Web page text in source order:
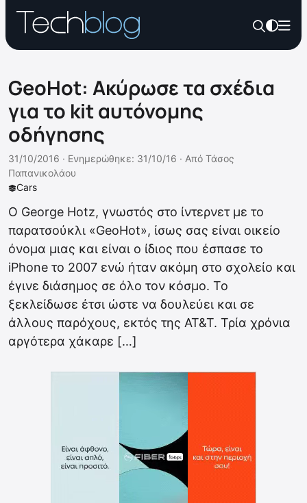
GeoHot: Ακύρωσε τα σχέδια
για το kit αυτόνομης
οδήγησης
Cars
31/10/2016 · Ενημερώθηκε: 31/10/16 · Από Τάσος
Παπανικολάου
Ο George Hotz, γνωστός στο ίντερνετ με το
παρατσούκλι «GeoHot», ίσως σας είναι οικείο
όνομα μιας και είναι ο ίδιος που έσπασε το
iPhone το 2007 ενώ ήταν ακόμη στο σχολείο και
έγινε διάσημος σε όλο τον κόσμο. Το
ξεκλείδωσε έτσι ώστε να δουλεύει και σε
άλλους παρόχους, εκτός της AT&T. Τρία χρόνια
αργότερα χάκαρε […]